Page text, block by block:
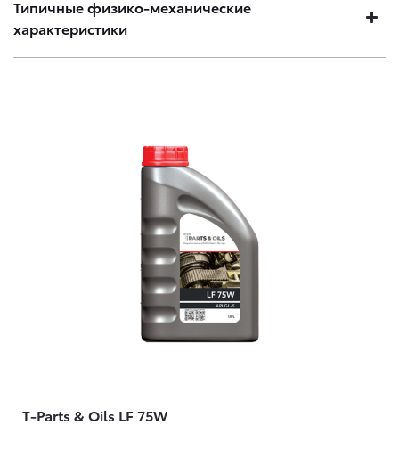
Типичные физико-механические
характеристики
T-Parts & Oils LF 75W